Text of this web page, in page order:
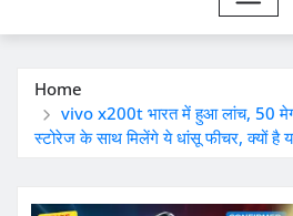
Home
vivo x200t भारत में हुआ लांच, 50
स्टोरेज के साथ मिलेंगे ये धांसू फीचर, क्यों है